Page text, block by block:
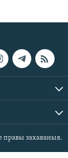
правы захаваныя.